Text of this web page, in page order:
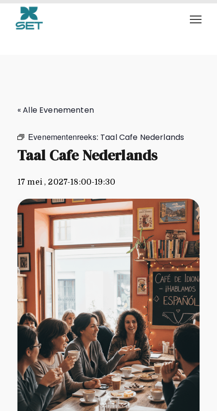
Taal Cafe Nederlands
« Alle Evenementen
Evenementenreeks: Taal Cafe Nederlands
Taal Cafe Nederlands
17 mei , 2027-18:00-19:30